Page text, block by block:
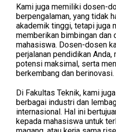
Kami juga memiliki dosen-
berpengalaman, yang tidak
akademik tinggi, tetapi juga
memberikan bimbingan dan
mahasiswa. Dosen-dosen
perjalanan pendidikan
potensi maksimal, serta
berkembang dan berinovasi.
Di Fakultas Teknik, kami
berbagai industri dan
internasional. Hal ini
kepada mahasiswa untuk